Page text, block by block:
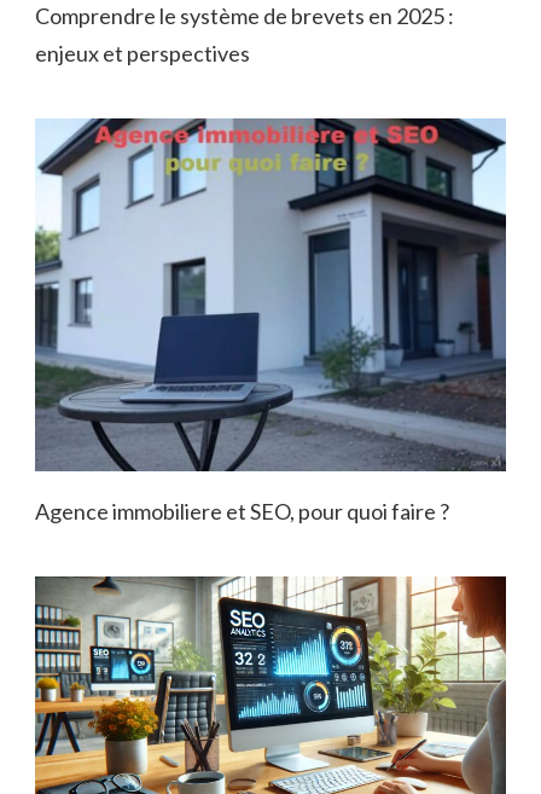
Comprendre le système de brevets en 2025 :
enjeux et perspectives
Agence immobiliere et SEO, pour quoi faire ?